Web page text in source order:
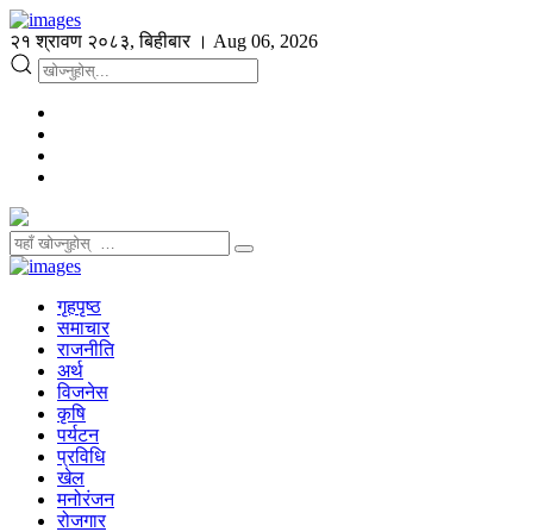
२१ श्रावण २०८३, बिहीबार । Aug 06, 2026
गृहपृष्ठ
समाचार
राजनीति
अर्थ
विजनेस
कृषि
पर्यटन
प्रविधि
खेल
मनोरंजन
रोजगार